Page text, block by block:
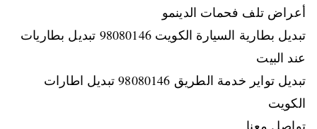
أعراض تلف فحمات الدينمو
تبديل بطارية السيارة الكويت 98080146‬ تبديل بطاريات
عند البيت
تبديل تواير خدمة الطريق 98080146‬ تبديل اطارات
الكويت
تواصل معنا